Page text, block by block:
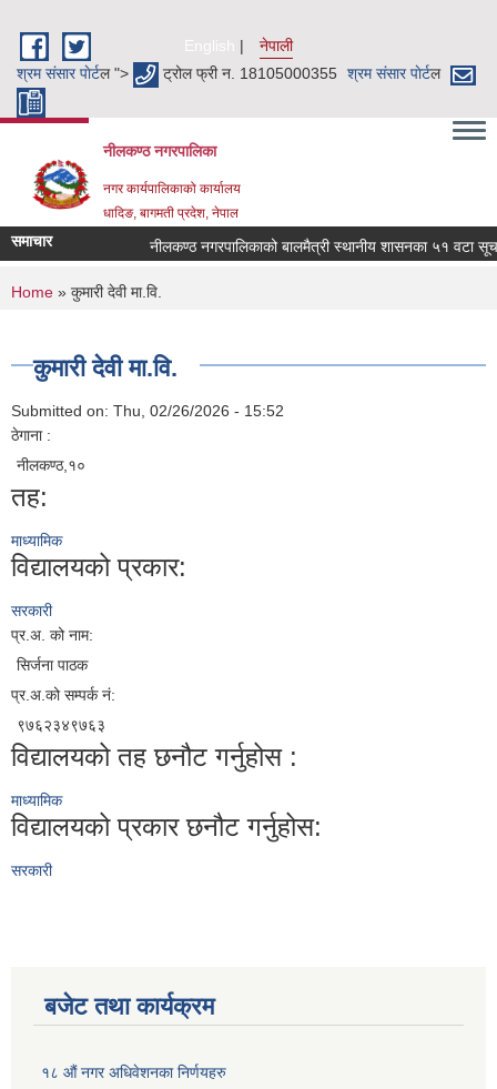
English
नेपाली
श्रम संसार पाेर्टल "> ट्रोल फ्री न. 18105000355 श्रम संसार पाेर्टल
नीलकण्ठ नगरपालिका
नगर कार्यपालिकाको कार्यालय
धादिङ, बागमती प्रदेश, नेपाल
समाचार नीलकण्ठ नगरपालिकाको बालमैत्री स्थानीय शासनका ५१ वटा
You are here
Home » कुमारी देवी मा.वि.
कुमारी देवी मा.वि.
Submitted on: Thu, 02/26/2026 - 15:52
ठेगाना :
नीलकण्ठ,१०
तह:
माध्यामिक
विद्यालयको प्रकार:
सरकारी
प्र.अ. को नाम:
सिर्जना पाठक
प्र.अ.को सम्पर्क नं:
९७६२३४९७६३
विद्यालयको तह छनौट गर्नुहोस :
माध्यामिक
विद्यालयको प्रकार छनौट गर्नुहोस:
सरकारी
बजेट तथा कार्यक्रम
१८ औं नगर अधिवेशनका निर्णयहरु